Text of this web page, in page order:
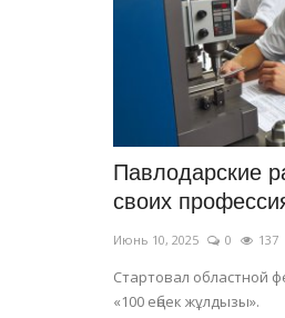
Павлодарские
своих
Июнь 10, 2025 0 137
Стартовал областной
«100 еңбек жұлдызы».
рекорд
Июль 28, 2026
Это
рекордов